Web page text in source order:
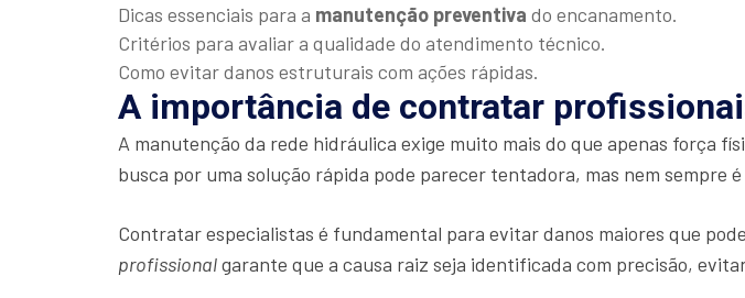
Dicas essenciais para a manutenção preventiva do encanamento.
Critérios para avaliar a qualidade do atendimento técnico.
Como evitar danos estruturais com ações rápidas.
A importância de contratar
A manutenção da rede hidráulica exige muito mais do que apenas força
busca por uma solução rápida pode parecer tentadora, mas nem sempre é
Contratar especialistas é fundamental para evitar danos maiores que
profissionalgarante que a causa raiz seja identificada com precisão,